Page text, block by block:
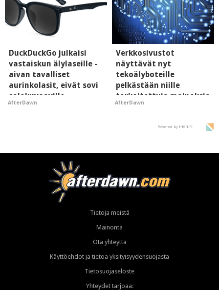
DuckDuckGo julkaisi
vastaiskun älylaseille -
aivan tavalliset
aurinkolasit, eivät sovi
salakuvaaville
hyypiöille
AfterDawn
Verkkosivustot
näyttävät nyt
tekoälyboteille
pelkästään niille
tarkoitettuja mainoksia
- vaikuttaa tekoälyn
AfterDawn
Powered by HIGH.FI
Tietoja meistä
Mainonta
Ota yhteyttä
Käyttöehdot ja tietoa yksityisyydensuojasta
Tietosuojaseloste
Yhteydet tarjoaa: